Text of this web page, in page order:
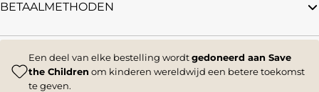
BETAALMETHODEN
Een deel van elke bestelling wordtgedoneerd aan Save
the Children om kinderen wereldwijd een betere toekomst
te geven.